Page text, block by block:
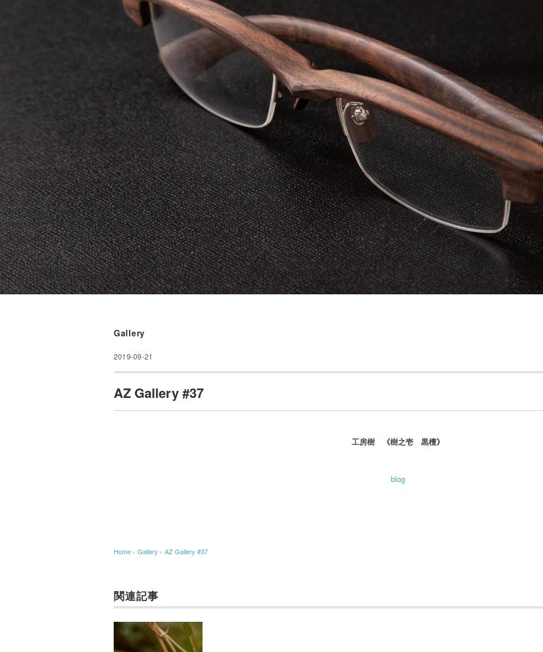
Gallery
2019-09-21
AZ Gallery #37
工房樹 《樹之壱 黒檀》
blog
Home › Gallery › AZ Gallery #37
関連記事